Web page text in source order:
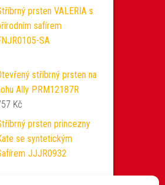
prsten VALERIA s
safírem
SA
stříbrný prsten na
Ally PRM12187R
Kč
prsten princezny
se syntetickým
JJJR0932